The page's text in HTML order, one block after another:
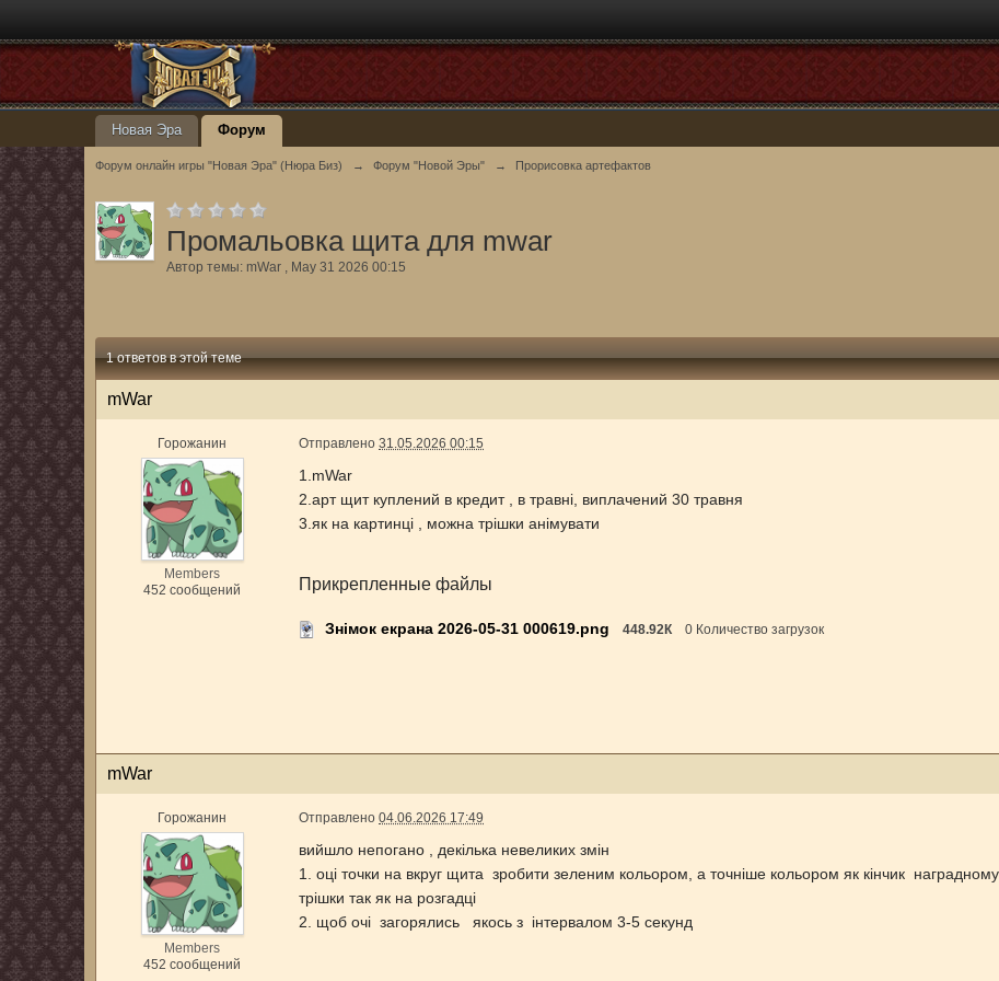
Новая Эра Форум
Форум онлайн игры "Новая Эра" (Нюра Биз) → Форум "Новой Эры" → Прорисовка артефактов
Промальовка щита для mwar
Автор темы: mWar , May 31 2026 00:15
1 ответов в этой теме
mWar
Горожанин
Members
452 сообщений
Отправлено31.05.2026 00:15
1.mWar
2.арт щит куплений в кредит , в травні, виплачений 30 травня
3.як на картинці , можна трішки анімувати
Прикрепленные файлы
Знімок екрана 2026-05-31 000619.png 448.92К 0 Количество загрузок
mWar
Горожанин
Members
452 сообщений
Отправлено04.06.2026 17:49
вийшло непогано , декілька невеликих змін
1. оці точки на вкруг щита зробити зеленим кольором, а точніше кольором як кінчик
трішки так як на розгадці
2. щоб очі загорялись якось з інтервалом 3-5 секунд